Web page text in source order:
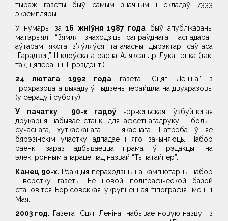
тыраж газеты быў самым значным і складаў 7333
экземпляры.
У нумары за 16 жніўня 1987 года быў апублікаваны
матэрыял “Зямля знаходзіць сапраўднага гаспадара”,
аўтарам якога з’яўляўся тагачасны дырэктар саўгаса
“Гарадзец” Шклоўскага раёна Аляксандр Лукашэнка (так,
так, цяперашні Прэзідэнт!).
24 лютага 1992 годагазета “Сцяг Леніна” з
трохразовага выхаду ў тыдзень перайшла на двухразовы
(у сераду і суботу).
У пачатку 90-х гадоўчэрвеньская ўзбуйненая
друкарня набывае станкі для афсетнагадруку – больш
сучаснага, хуткасканага і якаснага. Патрэба ў яе
бярэзінскім участку адпадае і яго зачыняюць. Набор
раёнкі зараз адбываецца прама ў рэдакцыі на
электронным апараце пад назвай “Тыпатайпер”.
Канец 90-х. Рэакцыя пераходзіць на камп’ютарны набор
і вёрстку газеты. Ее новой поліграфіческой базой
становітся Борісовсккая укрупненная тіпографія імені 1
Мая.
2003 год. Газета “Сцяг Леніна” набывае новую назву і з